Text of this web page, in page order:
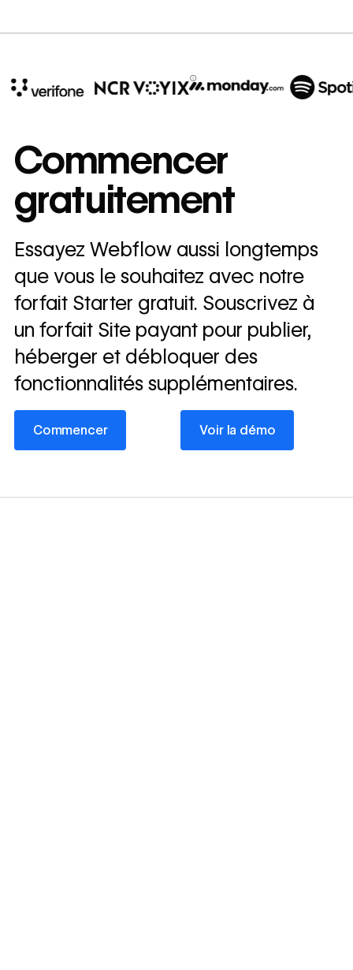
annually
Read
story
→
Commencer
gratuitement
Essayez Webflow aussi longtemps
que vous le souhaitez avec notre
forfait Starter gratuit. Souscrivez à
un forfait Site payant pour publier,
héberger et débloquer des
fonctionnalités supplémentaires.
Commencer
Commencer
Voir la démo
Voir la démo